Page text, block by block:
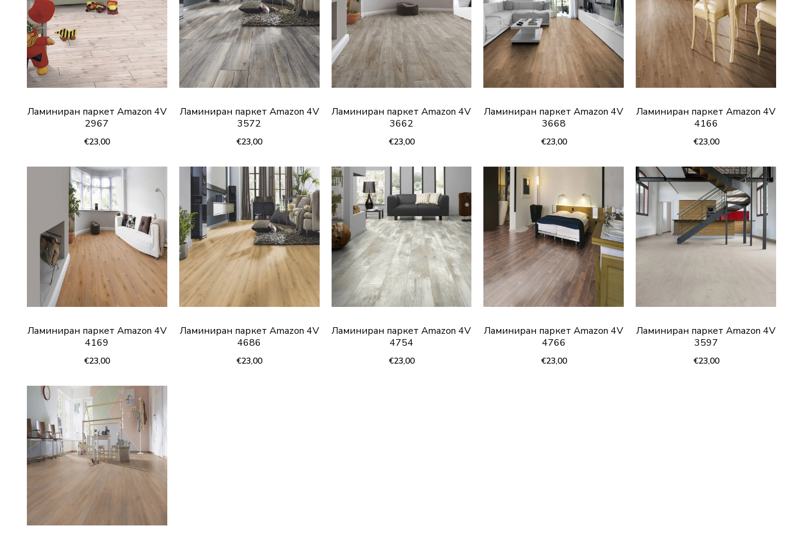
Ламиниран паркет Amazon 4V
2967
€23,00
Ламиниран паркет Amazon 4V
3572
€23,00
Ламиниран паркет Amazon 4V
3662
€23,00
Ламиниран паркет Amazon 4V
3668
€23,00
Ламиниран паркет Amazon 4V
4166
€23,00
Ламиниран паркет Amazon 4V
4169
€23,00
Ламиниран паркет Amazon 4V
4686
€23,00
Ламиниран паркет Amazon 4V
4754
€23,00
Ламиниран паркет Amazon 4V
4766
€23,00
Ламиниран паркет Amazon 4V
3597
€23,00